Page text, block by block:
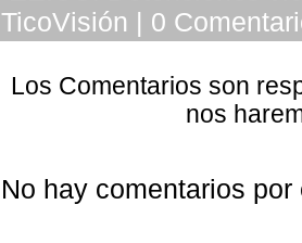
TicoVisión | 0
Los Comentarios son
nos
No hay comentarios por